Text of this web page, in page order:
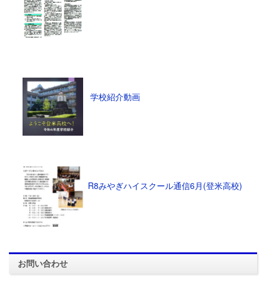
学校紹介動画
R8みやぎハイスクール通信6月(登米高校)
お問い合わせ